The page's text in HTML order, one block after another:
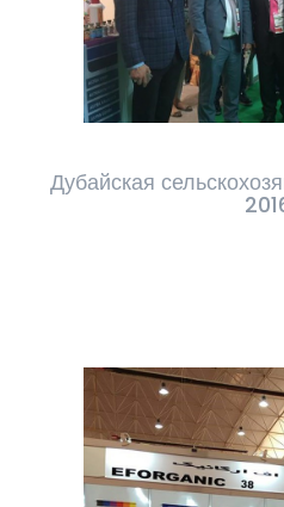
Дубайская